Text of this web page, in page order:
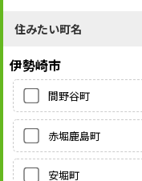
住みたい町名
伊勢崎市
間野谷町
赤堀鹿島町
安堀町